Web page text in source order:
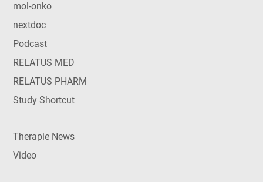
mol-onko
nextdoc
Podcast
RELATUS MED
RELATUS PHARM
Study Shortcut
Therapie News
Video